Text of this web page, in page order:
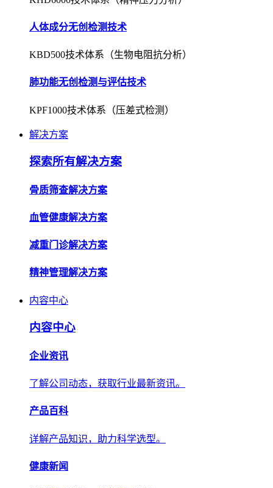
人体成分无创检测技术
KBD500技术体系（生物电阻抗分析）
肺功能无创检测与评估技术
KPF1000技术体系（压差式检测）
解决方案
探索所有解决方案
骨质筛查解决方案
血管健康解决方案
减重门诊解决方案
精神管理解决方案
内容中心
内容中心
企业资讯
了解公司动态，获取行业最新资讯。
产品百科
详解产品知识，助力科学选型。
健康新闻